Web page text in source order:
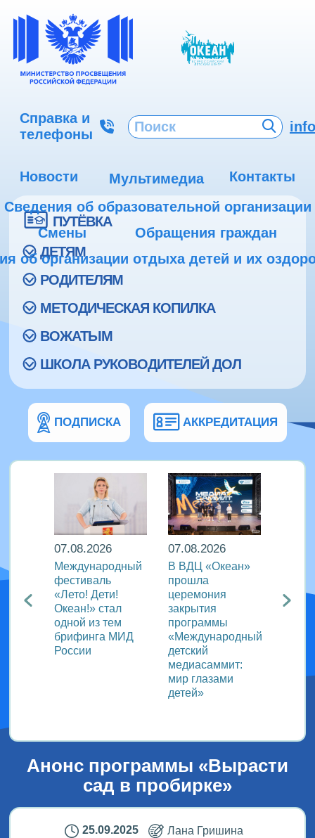
Справка и
телефоны
Новости Мультимедиа
Контакты
Сведения об образовательной организации
Смены
Обращения граждан
об организации отдыха детей и их
ПУТЁВКА
ДЕТЯМ
РОДИТЕЛЯМ
МЕТОДИЧЕСКАЯ КОПИЛКА
ВОЖАТЫМ
ШКОЛА РУКОВОДИТЕЛЕЙ ДОЛ
ПОДПИСКА АККРЕДИТАЦИЯ
07.08.2026
Международный
фестиваль
«Лето! Дети!
Океан!» стал
одной из тем
брифинга МИД
России
07.08.2026
В ВДЦ «Океан»
прошла
церемония
закрытия
программы
«Международный
детский
медиасаммит:
мир глазами
детей»
VIII
Анонс программы «Вырасти
сад в пробирке»
25.09.2025
Лана Гришина